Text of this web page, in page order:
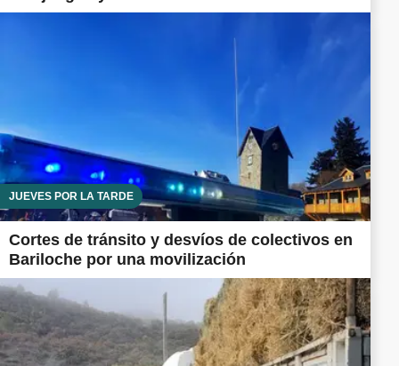
JUEVES POR LA TARDE
Cortes de tránsito y desvíos de colectivos en
Bariloche por una movilización